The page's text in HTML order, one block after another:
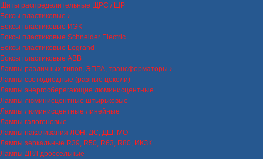
Щиты распределительные ЩРС / ЩР
Боксы пластиковые
Боксы пластиковые ИЭК
Боксы пластиковые Schneider Electric
Боксы пластиковые Legrand
Боксы пластиковые ABB
Лампы различных типов, ЭПРА, трансформаторы
Лампы светодиодные (разные цоколи)
Лампы энергосберегающие люминисцентные
Лампы люминисцентные штырьковые
Лампы люминисцентные линейные
Лампы галогеновые
Лампы накаливания ЛОН, ДС, ДШ, МО
Лампы зеркальные R39, R50, R63, R80, ИКЗК
Лампы ДРЛ дроссельные